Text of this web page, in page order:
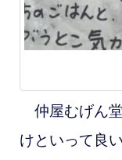
仲屋むげん
けといって良